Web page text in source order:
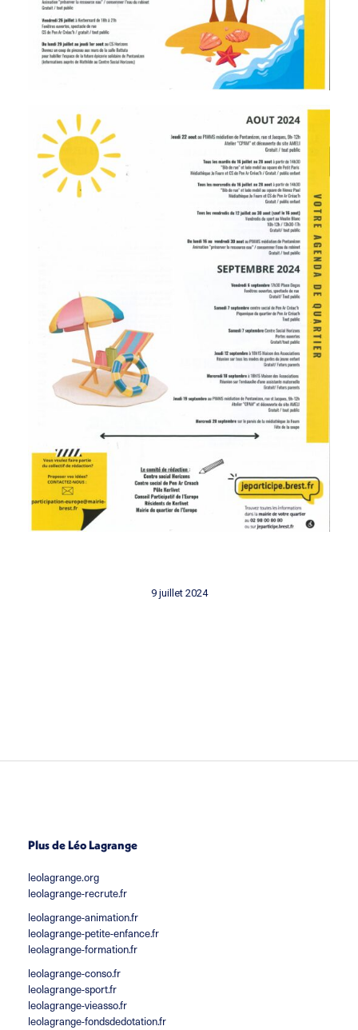
9 juillet 2024
Plus de Léo Lagrange
leolagrange.org
leolagrange-recrute.fr
leolagrange-animation.fr
leolagrange-petite-enfance.fr
leolagrange-formation.fr
leolagrange-conso.fr
leolagrange-sport.fr
leolagrange-vieasso.fr
leolagrange-fondsdedotation.fr